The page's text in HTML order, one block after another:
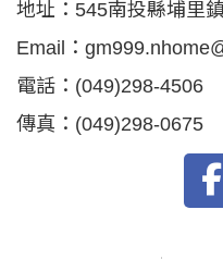
地址： 545南投縣埔里
Email：
電話： (049)298-4506
傳真： (049)298-0675